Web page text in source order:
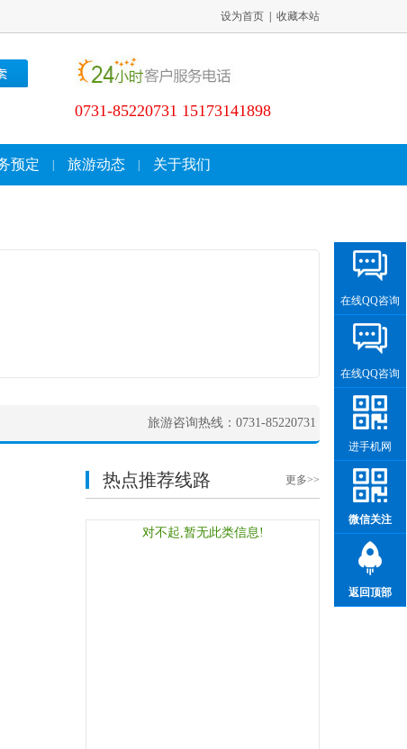
设为首页 收藏本站
0731-85220731 15173141898
预定 旅游动态 关于我们
旅游咨询热线：0731-85220731
热点推荐线路 更多>>
对不起,暂无此类信息!
在线QQ咨询
在线QQ咨询
进手机网
微信关注
返回顶部